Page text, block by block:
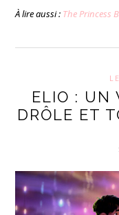
À lire aussi : The Princess
ELIO : UN
DRÔLE ET